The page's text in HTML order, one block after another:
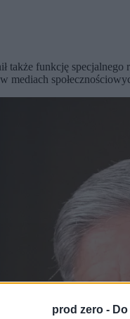
prod zero -
także funkcję
mediach